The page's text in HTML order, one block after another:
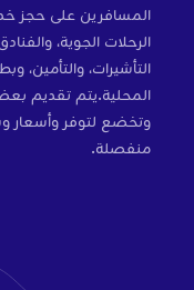
المسافرين على حجز
الرحلات الجوية،
المحلية.يتم تقديم
وتخضع لتوفر وأسعار
منفصلة.